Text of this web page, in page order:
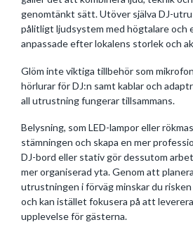
genomtänkt sätt. Utöver själva DJ-
pålitligt ljudsystem med högtalare och
anpassade efter lokalens storlek och
Glöm inte viktiga tillbehör som
hörlurar för DJ:n samt kablar och
all utrustning fungerar tillsammans.
Belysning, som LED-lampor eller
stämningen och skapa en mer
DJ-bord eller stativ gör dessutom
mer organiserad yta. Genom att
utrustningen i förväg minskar du
och kan istället fokusera på att
upplevelse för gästerna.